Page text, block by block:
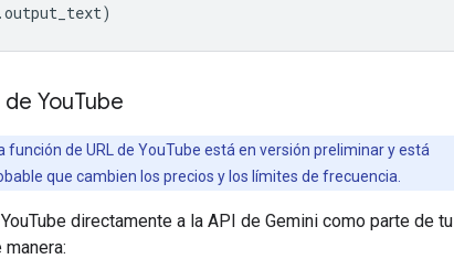
.output_text)
YouTube
función de URL de YouTube está en versión preliminar y está
que cambien los precios y los límites de frecuencia.
directamente a la API de Gemini como parte de tu